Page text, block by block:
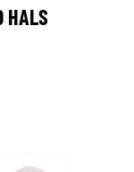
HALS